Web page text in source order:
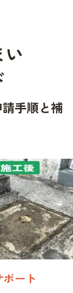
手順と補
ート